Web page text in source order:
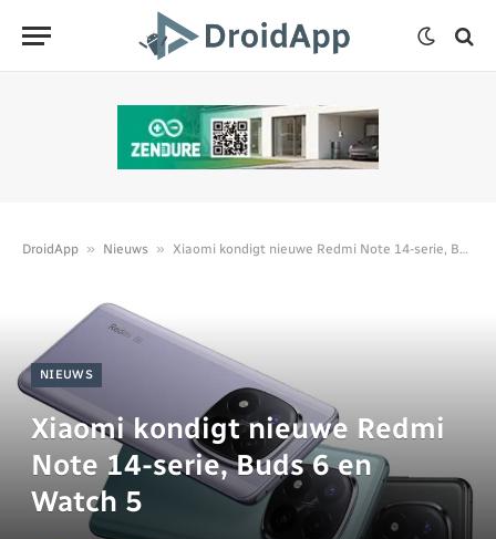
DroidApp » Nieuws » Xiaomi kondigt nieuwe Redmi Note 14-serie, Buds 6 en Watch 5
NIEUWS
Xiaomi kondigt nieuwe Redmi
Note 14-serie, Buds 6 en
Watch 5